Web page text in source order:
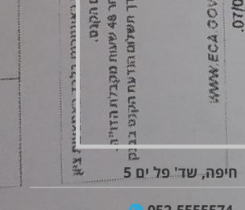
חיפה, שד' פל ים 5